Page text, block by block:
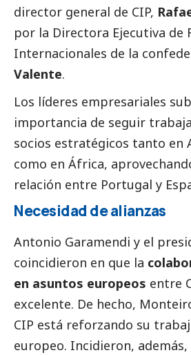
director general de CIP,
por la Directora Ejecutiva de
Internacionales de la
Valente.
Los líderes empresariales
importancia de seguir
socios estratégicos tanto en
como en África,
relación entre Portugal y
Necesidad de alianzas
Antonio Garamendi y el
coincidieron en que la
en asuntos europeos entre
excelente. De hecho,
CIP está reforzando su
europeo. Incidieron, además,